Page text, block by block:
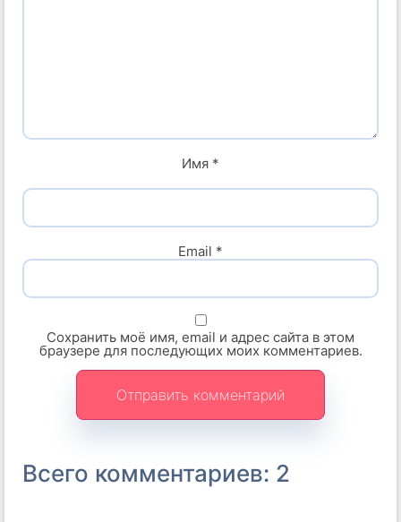
Всего комментариев: 2
Имя *
Email *
Сохранить моё имя, email и адрес сайта в этом
браузере для последующих моих комментариев.